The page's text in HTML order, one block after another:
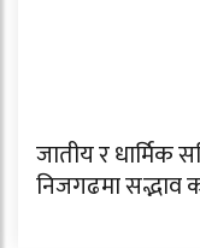
जातीय र धार्मिक
निजगढमा सद्भाव